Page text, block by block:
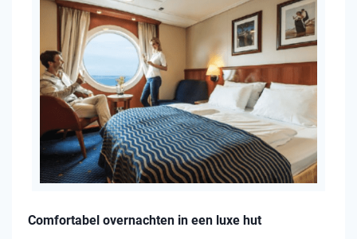
Comfortabel overnachten in een luxe hut